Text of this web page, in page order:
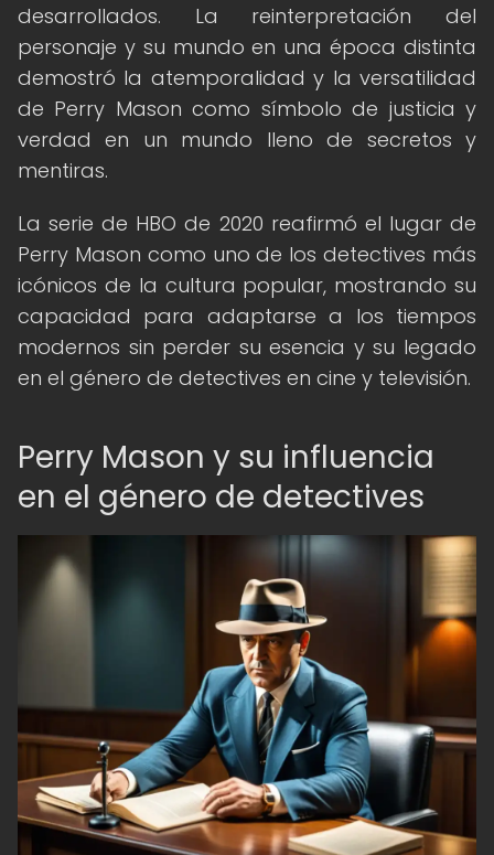
desarrollados. La reinterpretación del
personaje y su mundo en una época distinta
demostró la atemporalidad y la versatilidad
de Perry Mason como símbolo de justicia y
verdad en un mundo lleno de secretos y
mentiras.
La serie de HBO de 2020 reafirmó el lugar de
Perry Mason como uno de los detectives más
icónicos de la cultura popular, mostrando su
capacidad para adaptarse a los tiempos
modernos sin perder su esencia y su legado
en el género de detectives en cine y televisión.
Perry Mason y su influencia
en el género de detectives